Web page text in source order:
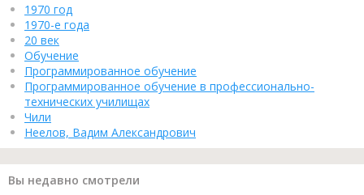
1970 год
1970-е года
20 век
Обучение
Программированное обучение
Программированное обучение в профессионально-
технических училищах
Чили
Неелов, Вадим Александрович
Вы недавно смотрели